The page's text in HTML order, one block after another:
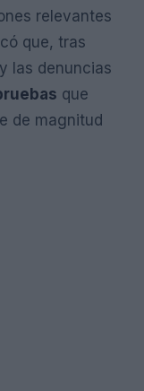
relevantes
que, tras
las denuncias
que
de magnitud